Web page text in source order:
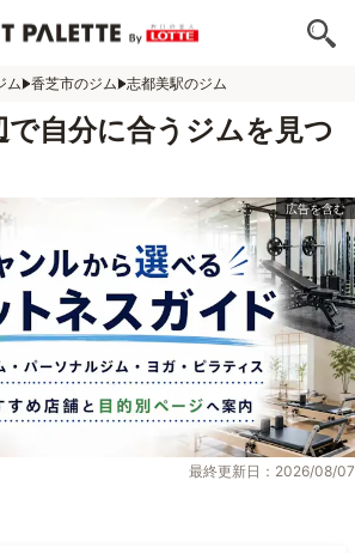
ム 香芝市のジム 志都美駅のジム
で自分に合うジムを見つ
最終更新日：2026/08/07